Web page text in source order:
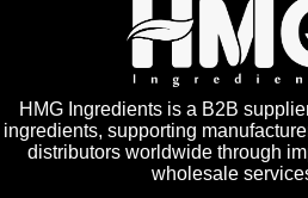
HMG Ingredients is a B2B
ingredients, supporting
distributors worldwide through
wholesale